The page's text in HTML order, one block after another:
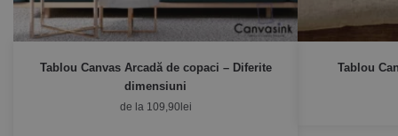
Tablou Canvas Arcadă de copaci – Diferite
dimensiuni
de la 109,90 lei
Tablou